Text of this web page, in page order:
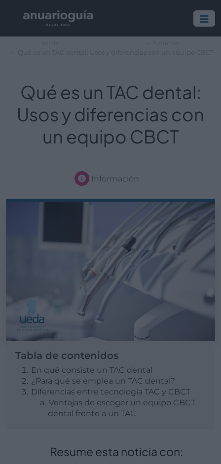
Qué es un TAC dental:
Usos y diferencias con
un equipo CBCT
Información
Tabla de contenidos
En qué consiste un TAC dental
¿Para qué se emplea un TAC dental?
Diferencias entre tecnología TAC y CBCT
Ventajas de escoger un equipo CBCT
dental frente a un TAC
Resume esta noticia con: